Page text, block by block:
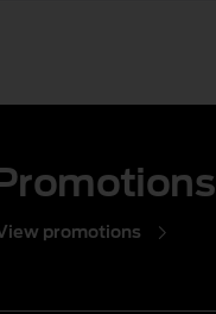
Promotions
promotions